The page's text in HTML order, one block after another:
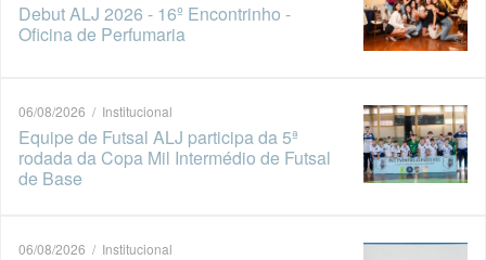
Debut ALJ 2026 - 16º Encontrinho -
Oficina de Perfumaria
06/08/2026 / Institucional
Equipe de Futsal ALJ participa da 5ª
rodada da Copa Mil Intermédio de Futsal
de Base
06/08/2026 / Institucional